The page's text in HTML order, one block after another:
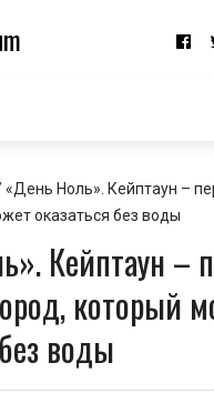
«День Ноль». Кейптаун –
оказаться без воды
Кейптаун –
который
воды